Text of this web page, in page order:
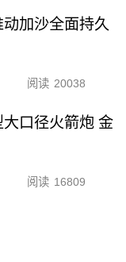
加沙全面持久
阅读 20038
口径火箭炮 金
阅读 16809